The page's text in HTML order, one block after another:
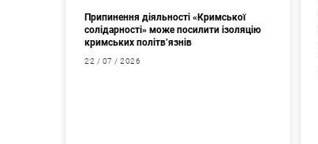
Припинення діяльності «Кримської
солідарності» може посилити ізоляцію
кримських політв’язнів
22 / 07 / 2026